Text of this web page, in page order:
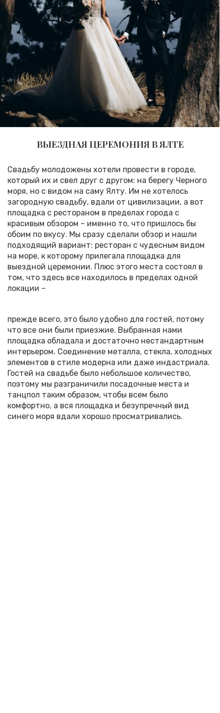
ВЫЕЗДНАЯ ЦЕРЕМОНИЯ В ЯЛТЕ
Свадьбу молодожены хотели провести в городе,
который их и свел друг с другом: на берегу Черного
моря, но с видом на саму Ялту. Им не хотелось
загородную свадьбу, вдали от цивилизации, а вот
площадка с рестораном в пределах города с
красивым обзором – именно то, что пришлось бы
обоим по вкусу. Мы сразу сделали обзор и нашли
подходящий вариант: ресторан с чудесным видом
на море, к которому прилегала площадка для
выездной церемонии. Плюс этого места состоял в
том, что здесь все находилось в пределах одной
локации –
прежде всего, это было удобно для гостей, потому
что все они были приезжие. Выбранная нами
площадка обладала и достаточно нестандартным
интерьером. Соединение металла, стекла, холодных
элементов в стиле модерна или даже индастриала.
Гостей на свадьбе было небольшое количество,
поэтому мы разграничили посадочные места и
танцпол таким образом, чтобы всем было
комфортно, а вся площадка и безупречный вид
синего моря вдали хорошо просматривались.